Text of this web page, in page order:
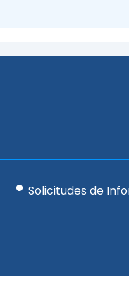
Solicitudes de